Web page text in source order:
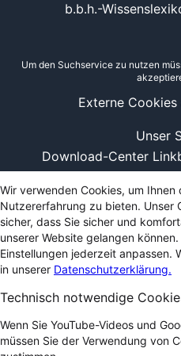
Unser
Download-Center
b.b.h.-
Um den Suchservice zu nutzen
Externe
Wir verwenden Cookies, um
Nutzererfahrung zu bieten. Unser
sicher, dass Sie sicher und
unserer Website gelangen
Einstellungen jederzeit anpassen.
in unserer Datenschutzerklärung.
Technisch notwendige
Wenn Sie YouTube-Videos und
müssen Sie der Verwendung von